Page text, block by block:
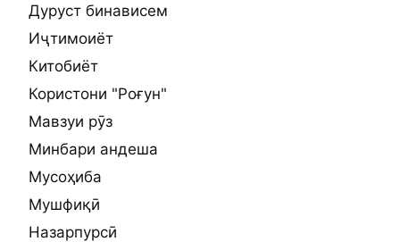
Дуруст бинависем
Иҷтимоиёт
Китобиёт
Користони "Роғун"
Мавзуи рӯз
Минбари андеша
Мусоҳиба
Мушфиқӣ
Назарпурсӣ